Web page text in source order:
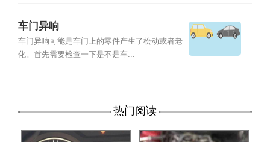
车门异响
车门异响可能是车门上的零件产生了松动或者老
化。首先需要检查一下是不是车...
热门阅读